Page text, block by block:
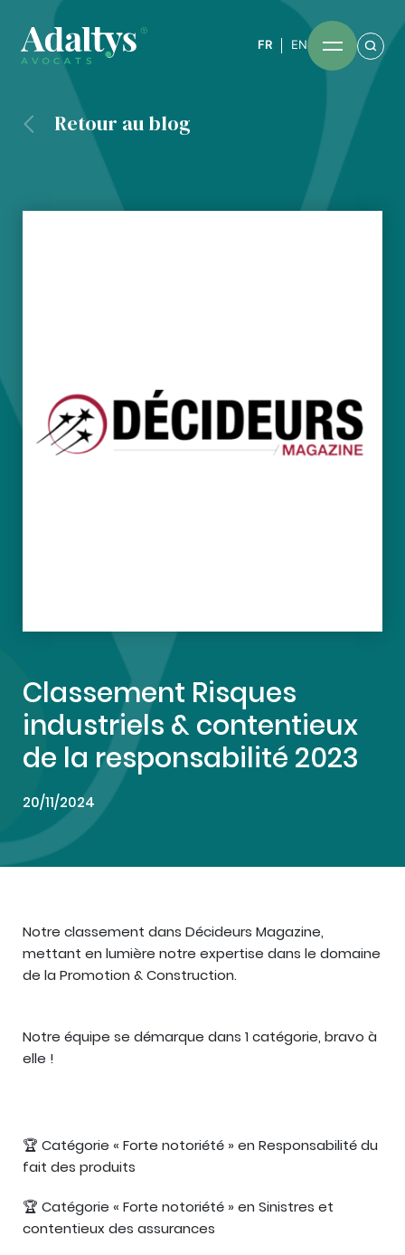
FR EN
Retour au blog
Classement Risques
industriels & contentieux
de la responsabilité 2023
20/11/2024
Notre classement dans Décideurs Magazine,
mettant en lumière notre expertise dans le domaine
de la Promotion & Construction.
Notre équipe se démarque dans 1 catégorie, bravo à
elle !
🏆 Catégorie « Forte notoriété » en Responsabilité du
fait des produits
🏆 Catégorie « Forte notoriété » en Sinistres et
contentieux des assurances